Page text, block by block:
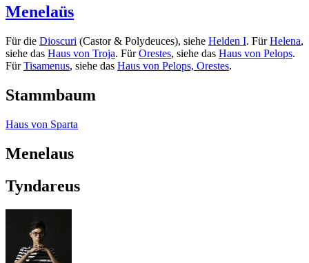
Menelaüs
Für die Dioscuri (Castor & Polydeuces), siehe Helden I. FürHelena,
siehe das Haus von Troja. FürOrestes, siehe das Haus von Pelops.
FürTisamenus, siehe das Haus von Pelops, Orestes.
Stammbaum
Haus von Sparta
Menelaus
Tyndareus